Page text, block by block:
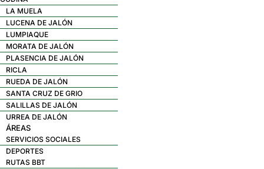
LA MUELA
LUCENA DE JALÓN
LUMPIAQUE
MORATA DE JALÓN
PLASENCIA DE JALÓN
RICLA
RUEDA DE JALÓN
SANTA CRUZ DE GRIO
SALILLAS DE JALÓN
URREA DE JALÓN
ÁREAS
SERVICIOS SOCIALES
DEPORTES
RUTAS BBT